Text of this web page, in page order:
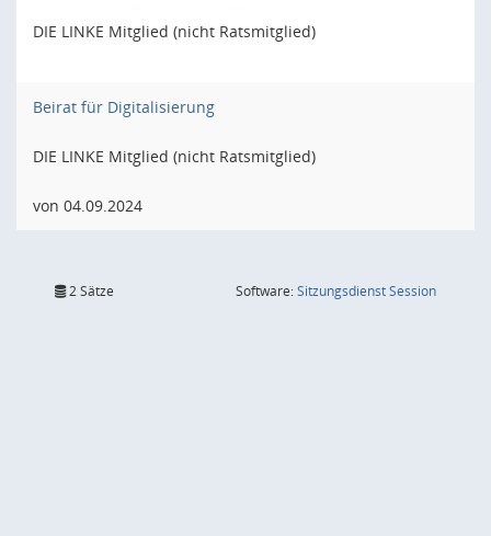
DIE LINKE Mitglied (nicht Ratsmitglied)
Beirat für Digitalisierung
DIE LINKE Mitglied (nicht Ratsmitglied)
von 04.09.2024
2 Sätze Software:SitzungsdienstSession(Wird in